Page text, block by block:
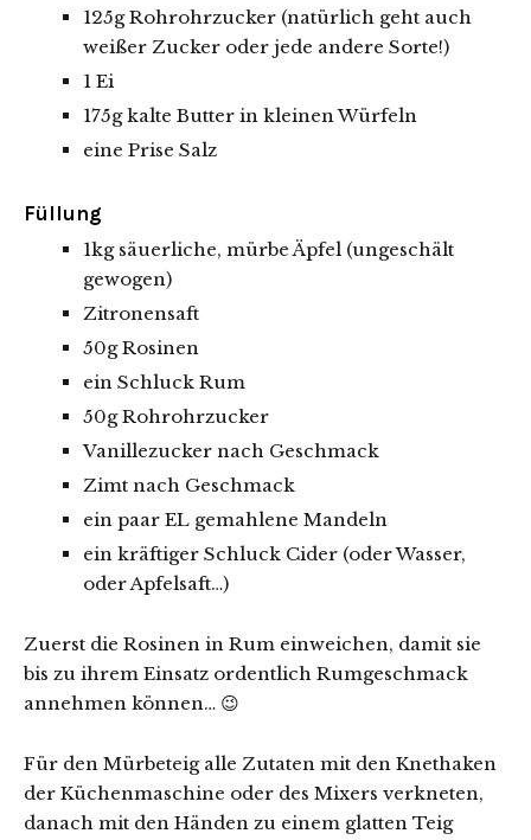
125g Rohrohrzucker (natürlich geht auch
weißer Zucker oder jede andere Sorte!)
1 Ei
175g kalte Butter in kleinen Würfeln
eine Prise Salz
Füllung
1kg säuerliche, mürbe Äpfel (ungeschält
gewogen)
Zitronensaft
50g Rosinen
ein Schluck Rum
50g Rohrohrzucker
Vanillezucker nach Geschmack
Zimt nach Geschmack
ein paar EL gemahlene Mandeln
ein kräftiger Schluck Cider (oder Wasser,
oder Apfelsaft…)
Zuerst die Rosinen in Rum einweichen, damit sie
bis zu ihrem Einsatz ordentlich Rumgeschmack
annehmen können… 😉
Für den Mürbeteig alle Zutaten mit den Knethaken
der Küchenmaschine oder des Mixers verkneten,
danach mit den Händen zu einem glatten Teig